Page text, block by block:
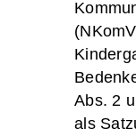
Abs. 2
als